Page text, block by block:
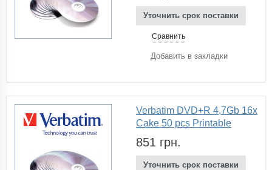
Уточнить срок поставки
Сравнить
Добавить в закладки
Verbatim DVD+R 4,7Gb 16x
Cake 50 pcs Printable
851 грн.
Уточнить срок поставки